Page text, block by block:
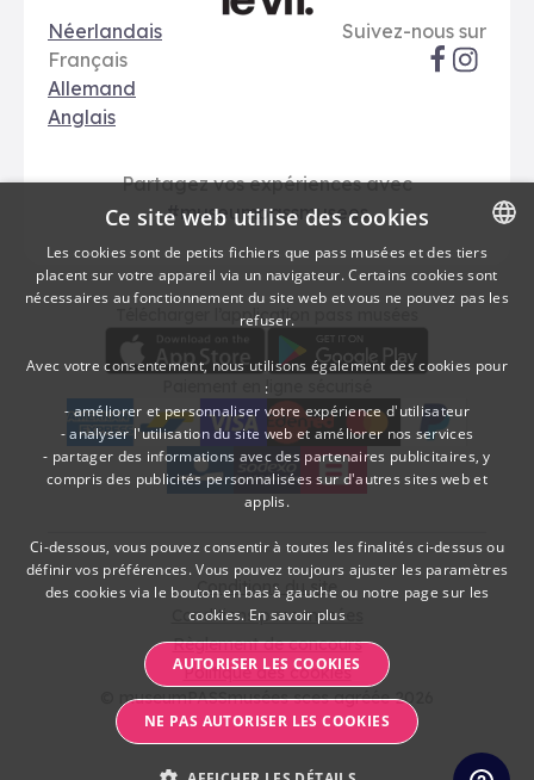
Options de langue
Néerlandais
Français
Allemand
Anglais
Réseaux
Suivez-nous sur
Partagez vos expériences avec
#museumpassmusees
Télécharger
Télécharger l’application pass musées
Moyens de
Paiement en ligne sécurisé
American Express
bancontact
visa
Edenred
mc
paypal
kbc
Sodexo Cultuurcheques
belfius
© museumPASSmusées sces agréée 2026
Conditions du site
Conditions pass musées
Règlement de concours
Politique des cookies
DUTCH
Ce site web utilise des cookies
Les cookies sont de petits fichiers que pass musées et des tiers
placent sur votre appareil via un navigateur. Certains cookies sont
nécessaires au fonctionnement du site web et vous ne pouvez pas les
refuser.
Avec votre consentement, nous utilisons également des cookies pour
:
- améliorer et personnaliser votre expérience d'utilisateur
- analyser l'utilisation du site web et améliorer nos services
- partager des informations avec des partenaires publicitaires, y
compris des publicités personnalisées sur d'autres sites web et
applis.
Ci-dessous, vous pouvez consentir à toutes les finalités ci-dessus ou
définir vos préférences. Vous pouvez toujours ajuster les paramètres
des cookies via le bouton en bas à gauche ou notre page sur les
cookies. En savoir plus
AUTORISER LES COOKIES
NE PAS AUTORISER LES COOKIES